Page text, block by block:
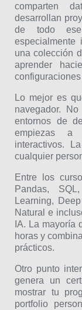
comparten
desarrollan
de todo ese
especialmente
una colección
aprender
Lo mejor es
navegador.
entornos de
empiezas a
interactivos.
cualquier
Entre los
Pandas,
Learning,
Natural e
IA. La mayoría
horas y
prácticos.
Otro punto
genera un
mostrar tu
portfolio